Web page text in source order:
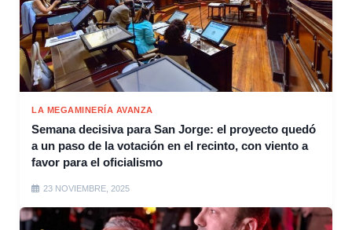
LA MEGAMINERÍA AVANZA
Semana decisiva para San Jorge: el proyecto quedó
a un paso de la votación en el recinto, con viento a
favor para el oficialismo
23 NOVIEMBRE, 2025